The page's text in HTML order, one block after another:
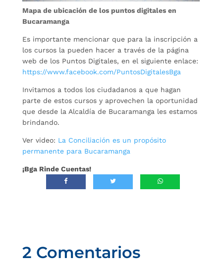
Mapa de ubicación de los puntos digitales en
Bucaramanga
Es importante mencionar que para la inscripción a
los cursos la pueden hacer a través de la página
web de los Puntos Digitales, en el siguiente enlace:
https://www.facebook.com/PuntosDigitalesBga
Invitamos a todos los ciudadanos a que hagan
parte de estos cursos y aprovechen la oportunidad
que desde la Alcaldía de Bucaramanga les estamos
brindando.
Ver video: La Conciliación es un propósito
permanente para Bucaramanga
¡Bga Rinde Cuentas!
2 Comentarios